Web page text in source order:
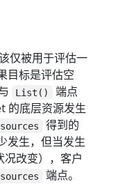
仅被用于评估一
目标是评估空
List()
端点
的底层资源发生
得到的
发生，但当发生
改变），客户
端点。